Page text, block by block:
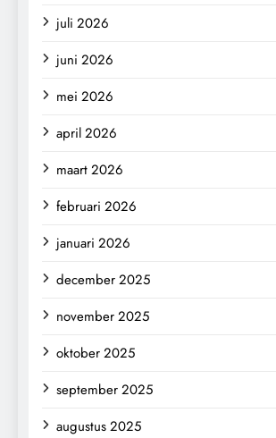
juli 2026
juni 2026
mei 2026
april 2026
maart 2026
februari 2026
januari 2026
december 2025
november 2025
oktober 2025
september 2025
augustus 2025